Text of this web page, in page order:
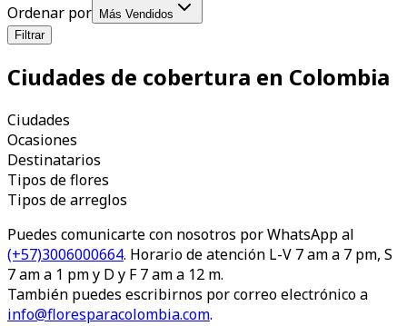
Ordenar por Más Vendidos
Filtrar
Ciudades de cobertura en Colombia
Ciudades
Ocasiones
Destinatarios
Tipos de flores
Tipos de arreglos
Puedes comunicarte con nosotros por WhatsApp al
(+57)3006000664. Horario de atención L-V 7 am a 7 pm, S
7 am a 1 pm y D y F 7 am a 12 m.
También puedes escribirnos por correo electrónico a
info@floresparacolombia.com.